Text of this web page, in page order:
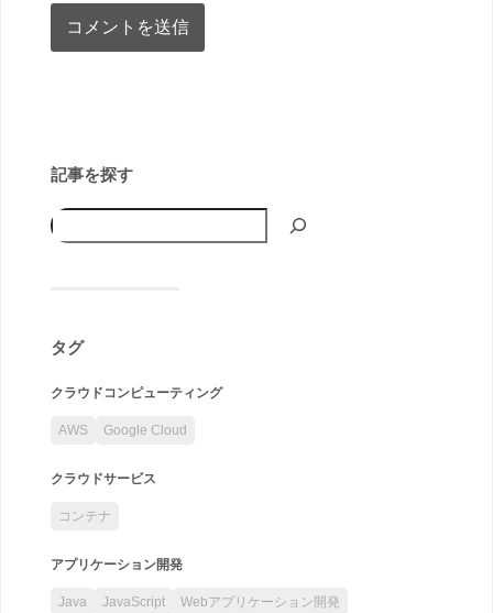
記事を探す
タグ
クラウドコンピューティング
AWS Google Cloud
クラウドサービス
コンテナ
アプリケーション開発
Java JavaScript
Webアプリケーション開発